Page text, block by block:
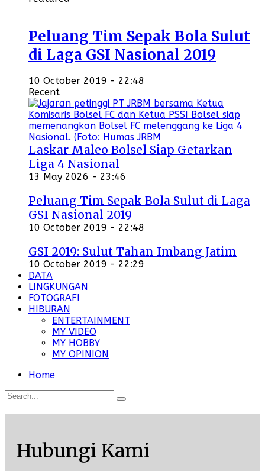
Peluang Tim Sepak Bola Sulut
di Laga GSI Nasional 2019
10 October 2019 - 22:48
Recent
Laskar Maleo Bolsel Siap Getarkan
Liga 4 Nasional
13 May 2026 - 23:46
Peluang Tim Sepak Bola Sulut di Laga
GSI Nasional 2019
10 October 2019 - 22:48
GSI 2019: Sulut Tahan Imbang Jatim
10 October 2019 - 22:29
DATA
LINGKUNGAN
FOTOGRAFI
HIBURAN
ENTERTAINMENT
MY VIDEO
MY HOBBY
MY OPINION
Home
Hubungi Kami